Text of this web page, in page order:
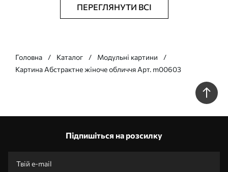
ПЕРЕГЛЯНУТИ ВСІ
Головна Каталог
Модульні картини
Картина Абстрактне жіноче обличчя Арт. m00603
Підпишіться на розсилку